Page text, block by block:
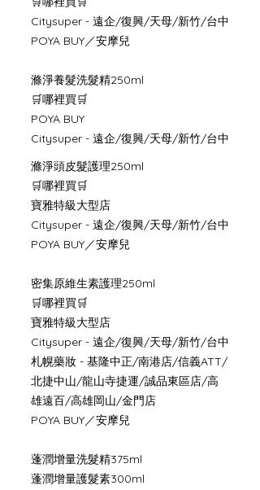
Citysuper - 遠企/復興/天母/新竹/台中
POYA BUY／安摩兒
滌淨養髮洗髮精250ml
🛒哪裡買🛒
POYA BUY
Citysuper - 遠企/復興/天母/新竹/台中
滌淨頭皮髮護理250ml
🛒哪裡買🛒
寶雅特級大型店
Citysuper - 遠企/復興/天母/新竹/台中
POYA BUY／安摩兒
密集原維生素護理250ml
🛒哪裡買🛒
寶雅特級大型店
Citysuper - 遠企/復興/天母/新竹/台中
札幌藥妝 - 基隆中正/南港店/信義ATT/
北捷中山/龍山寺捷運/誠品東區店/高
雄遠百/高雄岡山/金門店
POYA BUY／安摩兒
蓬潤增量洗髮精375ml
蓬潤增量護髮素300ml